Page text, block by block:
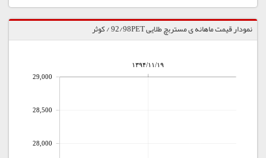
نمودار قیمت ماهانه ی مستربچ طلایی 92/98PET / کوثر
۱۳۹۴/۱۱/۱۹
28,000
28,500
29,000